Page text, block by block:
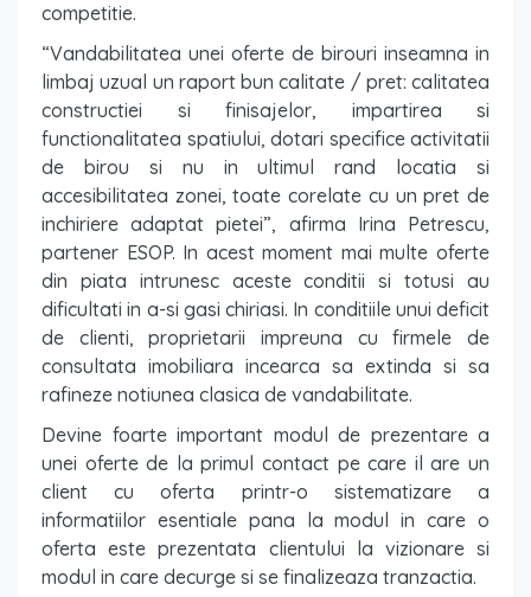
competitie.
“Vandabilitatea unei oferte de birouri inseamna in
limbaj uzual un raport bun calitate / pret: calitatea
constructiei si finisajelor, impartirea si
functionalitatea spatiului, dotari specifice activitatii
de birou si nu in ultimul rand locatia si
accesibilitatea zonei, toate corelate cu un pret de
inchiriere adaptat pietei”, afirma Irina Petrescu,
partener ESOP. In acest moment mai multe oferte
din piata intrunesc aceste conditii si totusi au
dificultati in a-si gasi chiriasi. In conditiile unui deficit
de clienti, proprietarii impreuna cu firmele de
consultata imobiliara incearca sa extinda si sa
rafineze notiunea clasica de vandabilitate.
Devine foarte important modul de prezentare a
unei oferte de la primul contact pe care il are un
client cu oferta printr-o sistematizare a
informatiilor esentiale pana la modul in care o
oferta este prezentata clientului la vizionare si
modul in care decurge si se finalizeaza tranzactia.